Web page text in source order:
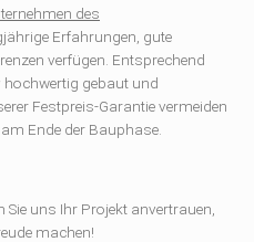
des
Erfahrungen, gute
verfügen. Entsprechend
gebaut und
Festpreis-Garantie vermeiden
Ende der Bauphase.
uns Ihr Projekt anvertrauen,
machen!